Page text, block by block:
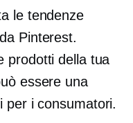
le tendenze
Pinterest.
prodotti della tua
essere una
per i consumatori.